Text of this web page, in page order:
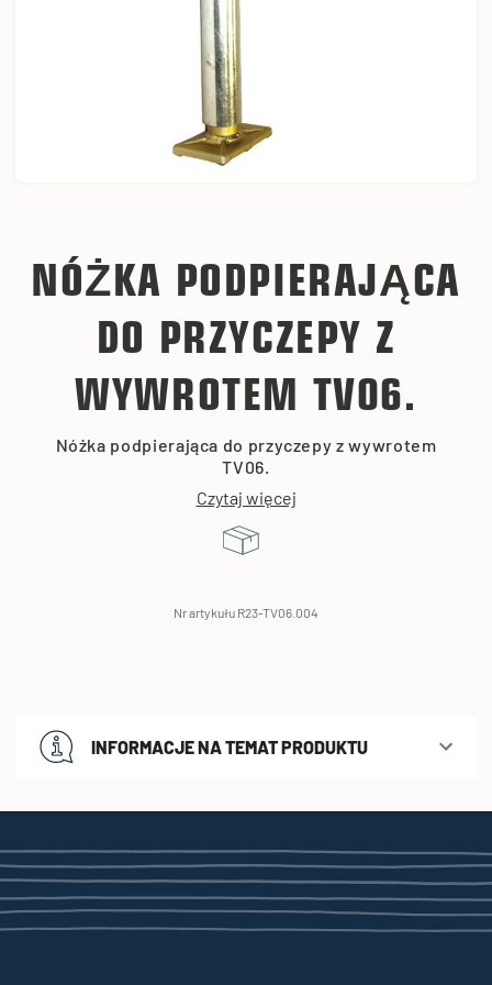
NÓŻKA PODPIERAJĄCA
DO PRZYCZEPY Z
WYWROTEM TV06.
Nóżka podpierająca do przyczepy z wywrotem
TV06.
Czytaj więcej
Nr artykułu R23-TV06.004
INFORMACJE NA TEMAT PRODUKTU